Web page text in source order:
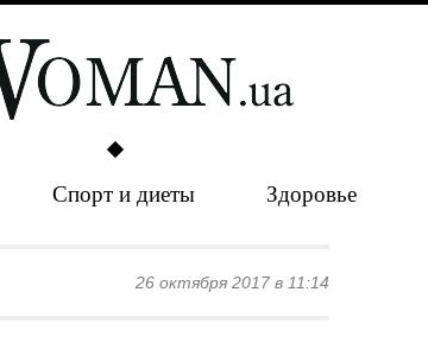
Спорт и диеты Здоровье
26 октября 2017 в 11:14